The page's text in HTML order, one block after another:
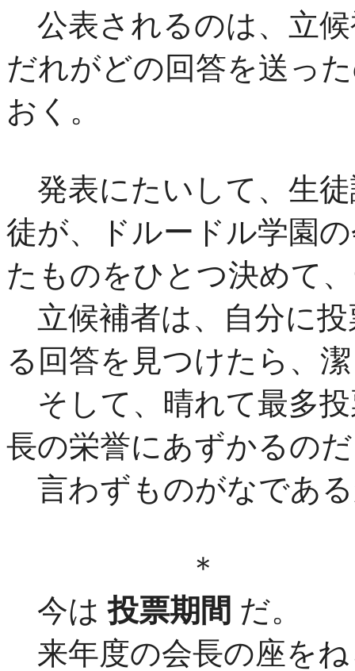
公表されるのは、立
だれがどの回答を送っ
おく。
発表にたいして、生
徒が、ドルードル学園
たものをひとつ決めて
立候補者は、自分に
る回答を見つけたら、
そして、晴れて最多
長の栄誉にあずかるの
言わずものがなであ
＊
今は投票期間 だ。
来年度の会長の座を